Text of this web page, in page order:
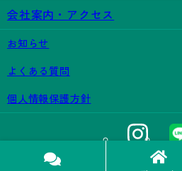
会社案内・アクセス
お知らせ
よくある質問
個人情報保護方針